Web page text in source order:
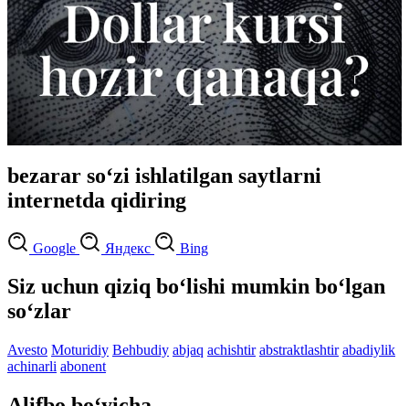
bezarar so‘zi ishlatilgan saytlarni
internetda qidiring
Google Яндекс Bing
Siz uchun qiziq bo‘lishi mumkin bo‘lgan
so‘zlar
Avesto Moturidiy Behbudiy abjaq achishtir abstraktlashtir abadiylik
achinarli abonent